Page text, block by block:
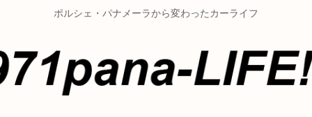
ポルシェ・パナメーラから変わったカーライフ